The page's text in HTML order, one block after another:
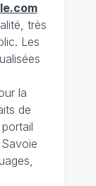
très
Les
la
de